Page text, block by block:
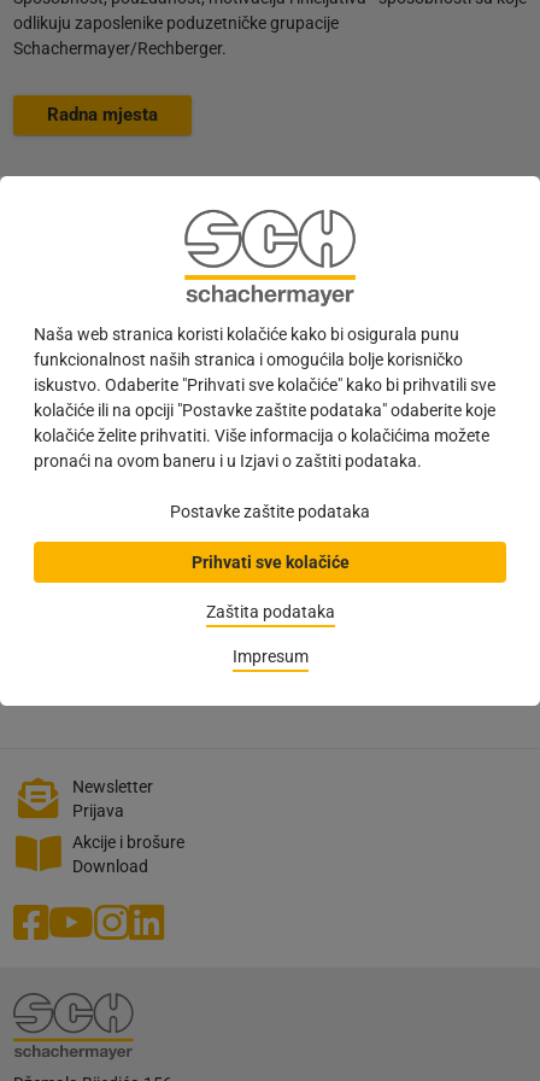
Naša web stranica koristi kolačiće kako bi osigurala punu
funkcionalnost naših stranica i omogućila bolje korisničko
iskustvo. Odaberite "Prihvati sve kolačiće" kako bi prihvatili sve
kolačiće ili na opciji "Postavke zaštite podataka" odaberite koje
kolačiće želite prihvatiti. Više informacija o kolačićima možete
pronaći na ovom baneru i u Izjavi o zaštiti podataka.
Postavke zaštite podataka
Prihvati sve kolačiće
Zaštita podataka
Impresum
odlikuju zaposlenike poduzetničke grupacije
Schachermayer/Rechberger.
Radna mjesta
Stručna obuka i daljnja izobrazba "START"
Zaposlenici poduzeća Schachermayer konstantno uče u skladu sa
zahtjevima tržišta i tehničkim svojstvima asortimana, odnosno
poljem svoje stručnosti. Poduzeće Schachermayer potiče
sistematsku razmjenu iskustava između zaposlenika koji pružaju
korisničku podršku i terenskog osoblja. Sposobnosti se dalje razvijaju
putem školovanja i seminara.
Obitelj zaposlenika kroz generacije
zaredom kroje uspješnu povijest poduzeća i pritom se oslanjaju na
dugogodišnje pouzdane zaposlenike.
sinovima ili čak unucima i rođacima preporučuju "svoje" poduzeće kao
Newsletter
Prijava
Akcije i brošure
Download